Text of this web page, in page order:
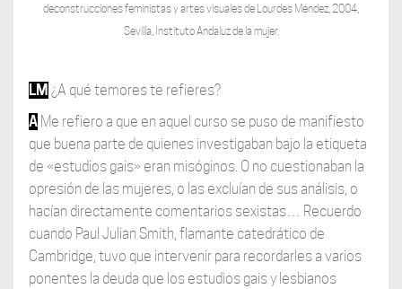
deconstrucciones feministas y artes visuales de Lourdes Méndez, 2004,
Sevilla, Instituto Andaluz de la mujer.
LM ¿A qué temores te refieres?
A Me refiero a que en aquel curso se puso de manifiesto
que buena parte de quienes investigaban bajo la etiqueta
de «estudios gais» eran misóginos. O no cuestionaban la
opresión de las mujeres, o las excluían de sus análisis, o
hacían directamente comentarios sexistas… Recuerdo
cuando Paul Julian Smith, flamante catedrático de
Cambridge, tuvo que intervenir para recordarles a varios
ponentes la deuda que los estudios gais y lesbianos